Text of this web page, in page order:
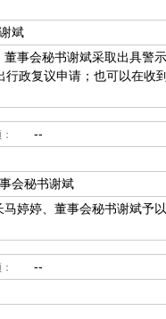
斌
会秘书谢斌采取出具警
政复议申请；也可以在
--
会秘书谢斌
婷婷、董事会秘书谢斌予
--